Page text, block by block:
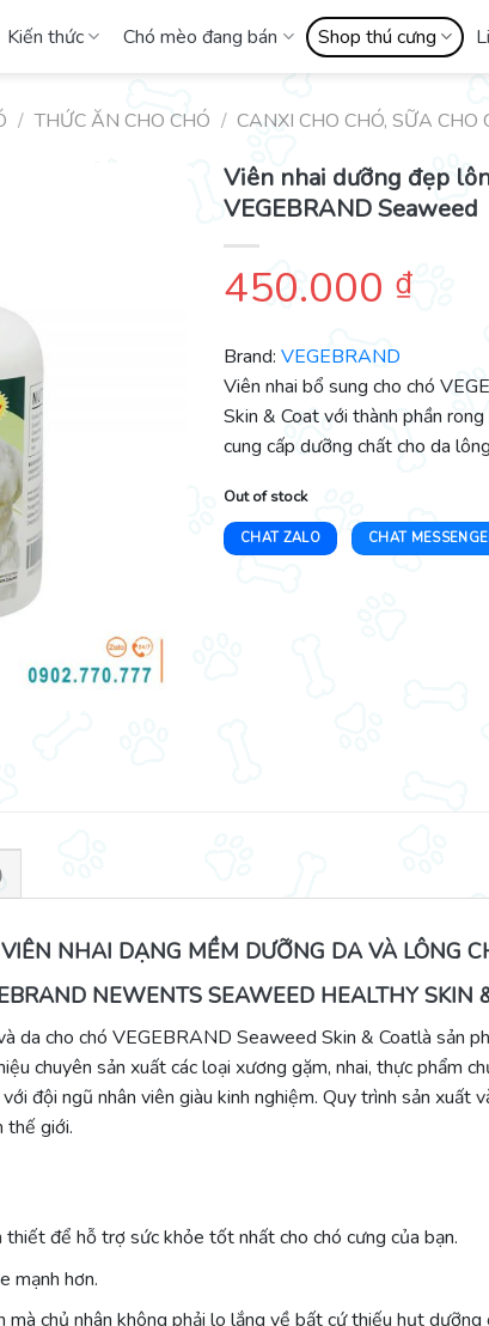
Kiến thức Chó mèo đang bán Shop thú cưng
/ THỨC ĂN CHO CHÓ / CANXI CHO CHÓ, SỮA CHO
Viên nhai dưỡng đẹp
VEGEBRAND Seaweed
450.000 ₫
Brand: VEGEBRAND
Viên nhai bổ sung cho chó
Skin & Coat với thành phần
cung cấp dưỡng chất cho da
Out of stock
CHAT ZALO CHAT
NHAI DẠNG MỀM DƯỠNG DA VÀ LÔNG
NEWENTS SEAWEED HEALTHY SKIN
da cho chó VEGEBRAND Seaweed Skin & Coatlà sản
chuyên sản xuất các loại xương gặm, nhai, thực phẩm
đội ngũ nhân viên giàu kinh nghiệm. Quy trình sản xuất
thế giới.
thiết để hỗ trợ sức khỏe tốt nhất cho chó cưng của bạn.
mạnh hơn.
chủ nhân không phải lo lắng về bất cứ thiếu hụt dưỡng